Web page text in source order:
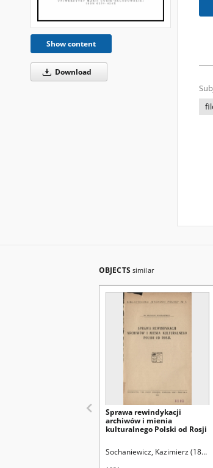
Show content
Download
OBJECTS similar
Sprawa rewindykacji
archiwów i mienia
kulturalnego Polski od Rosji
Sochaniewicz, Kazimierz (1892-